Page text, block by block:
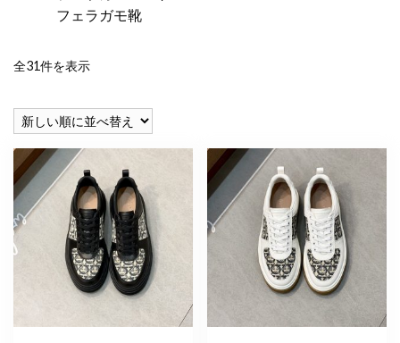
フェラガモ靴
全31件を表示新
い
順